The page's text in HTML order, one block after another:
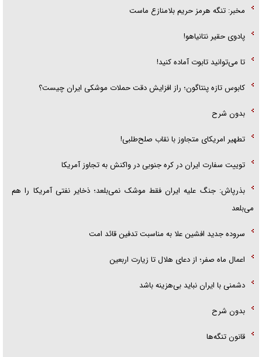
مخبر: تنگه هرمز حریم بلامنازع ماست
پادوی حقیر نتانیاهو!
تا می‌توانید تابوت آماده کنید!
کابوس تازه پنتاگون؛ راز افزایش دقت حملات موشکی ایران چیست؟
بدون شرح
تطهیر امریکای متجاوز با نقاب صلح‌طلبی!
توییت سفارت ایران در کره جنوبی در واکنش به تجاوز آمریکا
بذرپاش: ‏جنگ علیه ایران فقط موشک نمی‌بلعد؛ ذخایر نفتی آمریکا را هم
می‌بلعد
سروده جدید افشین علا به مناسبت تدفین قائد امت
اعمال ماه صفر؛ از دعای هلال تا زیارت اربعین
دشمنی با ایران نباید بی‌هزینه باشد
بدون شرح
قانون تنگه‌ها